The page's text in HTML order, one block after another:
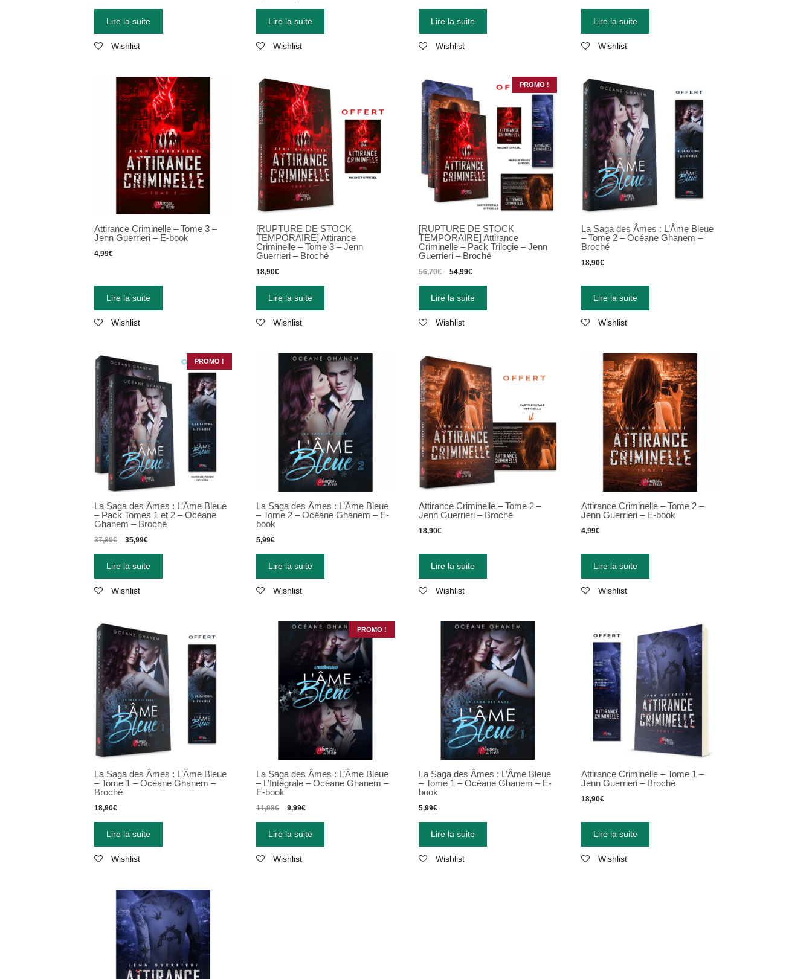
Lire la suite
Wishlist
Lire la suite
Wishlist
Lire la suite
Wishlist
Lire la suite
Wishlist
Attirance Criminelle – Tome 3 –
Jenn Guerrieri – E-book
4,99€
Lire la suite
Wishlist
[RUPTURE DE STOCK
TEMPORAIRE] Attirance
Criminelle – Tome 3 – Jenn
Guerrieri – Broché
18,90€
Lire la suite
Wishlist
PROMO !
[RUPTURE DE STOCK
TEMPORAIRE] Attirance
Criminelle – Pack Trilogie – Jenn
Guerrieri – Broché
56,70€ 54,99€
Lire la suite
Wishlist
La Saga des Âmes : L’Âme Bleue
– Tome 2 – Océane Ghanem –
Broché
18,90€
Lire la suite
Wishlist
PROMO !
La Saga des Âmes : L’Âme Bleue
– Pack Tomes 1 et 2 – Océane
Ghanem – Broché
37,80€ 35,99€
Lire la suite
Wishlist
La Saga des Âmes : L’Âme Bleue
– Tome 2 – Océane Ghanem – E-
book
5,99€
Lire la suite
Wishlist
Attirance Criminelle – Tome 2 –
Jenn Guerrieri – Broché
18,90€
Lire la suite
Wishlist
Attirance Criminelle – Tome 2 –
Jenn Guerrieri – E-book
4,99€
Lire la suite
Wishlist
La Saga des Âmes : L’Âme Bleue
– Tome 1 – Océane Ghanem –
Broché
18,90€
Lire la suite
Wishlist
PROMO !
La Saga des Âmes : L’Âme Bleue
– L’Intégrale –Océane Ghanem –
E-book
11,98€ 9,99€
Lire la suite
Wishlist
La Saga des Âmes : L’Âme Bleue
– Tome 1 – Océane Ghanem – E-
book
5,99€
Lire la suite
Wishlist
Attirance Criminelle – Tome 1 –
Jenn Guerrieri – Broché
18,90€
Lire la suite
Wishlist